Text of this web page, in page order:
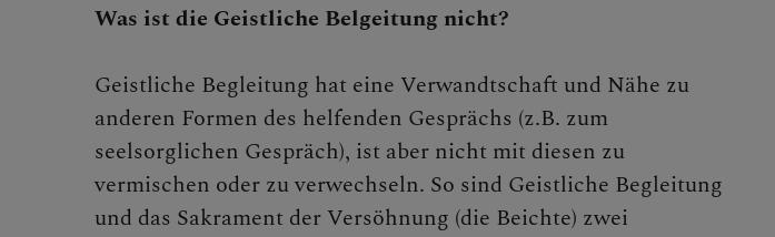
Geistliche Begleitung
MITMACHEN
Was ist die Geistliche Belgeitung nicht?
Geistliche Begleitung hat eine Verwandtschaft und Nähe zu
anderen Formen des helfenden Gesprächs (z.B. zum
seelsorglichen Gespräch), ist aber nicht mit diesen zu
vermischen oder zu verwechseln. So sind Geistliche Begleitung
und das Sakrament der Versöhnung (die Beichte) zwei